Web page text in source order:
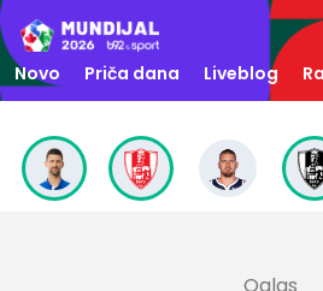
Novo Priča dana Liveblog